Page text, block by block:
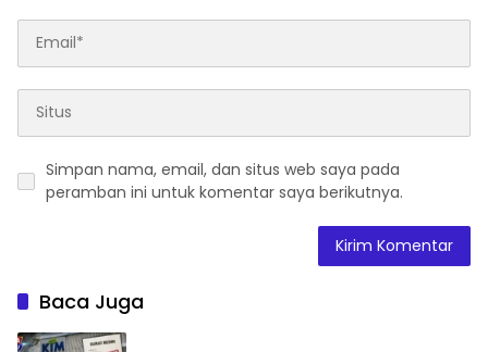
Simpan nama, email, dan situs web saya pada
peramban ini untuk komentar saya berikutnya.
Baca Juga